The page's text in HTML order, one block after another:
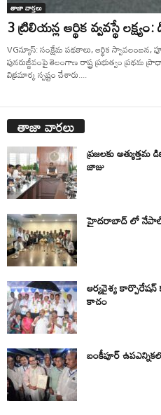
తాజా వార్తలు
3 ట్రిలియ‌న్ల ఆర్థిక వ్వవ‌స్థే
VGన్యూస్: సంక్షేమ ప‌థ‌కాలు, ఆర్థిక
పున‌రుజ్జీవంపై తెలంగాణ రాష్ట్ర ప్రభుత్వం ప్రథ‌మ
విక్రమార్క స్పష్టం చేశారు....
తాజా వార్తలు
ప్రజలకు
జాజు
హైదరాబాద్ లో నేపాల్
ఆర్యవైశ్య
కాచం
బంకీపూర్